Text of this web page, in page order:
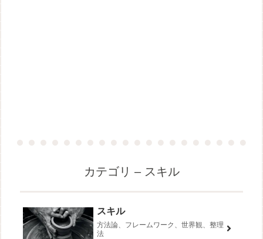
カテゴリ – スキル
スキル
方法論、フレームワーク、世界観、整理
法